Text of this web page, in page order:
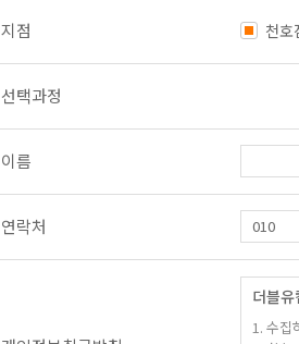
지점 천호
선택과정
이름
연락처
더블
1. 수집